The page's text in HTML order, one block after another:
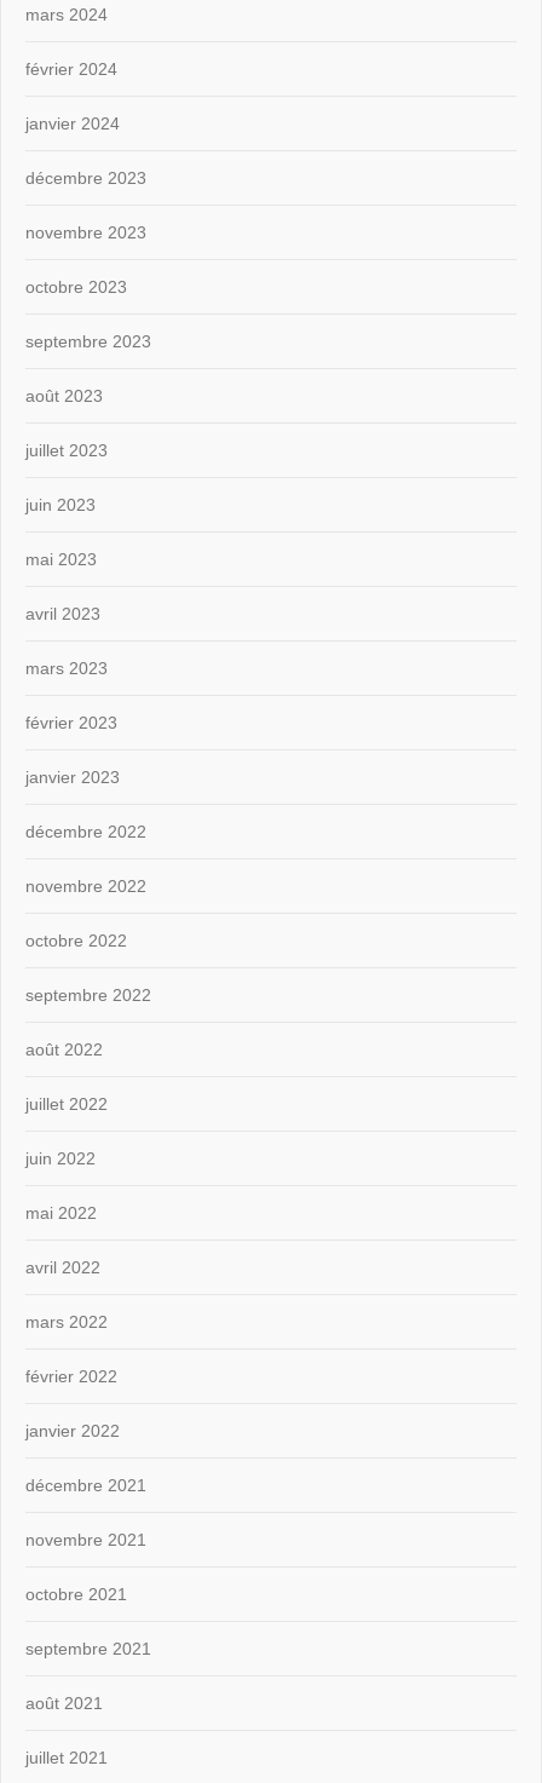
mars 2024
février 2024
janvier 2024
décembre 2023
novembre 2023
octobre 2023
septembre 2023
août 2023
juillet 2023
juin 2023
mai 2023
avril 2023
mars 2023
février 2023
janvier 2023
décembre 2022
novembre 2022
octobre 2022
septembre 2022
août 2022
juillet 2022
juin 2022
mai 2022
avril 2022
mars 2022
février 2022
janvier 2022
décembre 2021
novembre 2021
octobre 2021
septembre 2021
août 2021
juillet 2021